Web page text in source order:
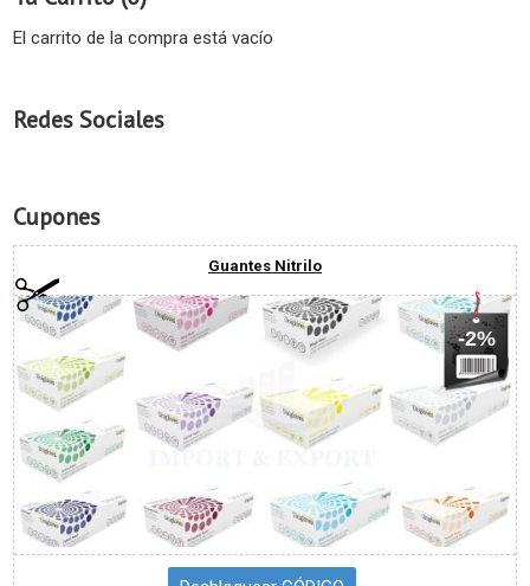
El carrito de la compra está vacío
Redes Sociales
Cupones
Guantes Nitrilo
-2%